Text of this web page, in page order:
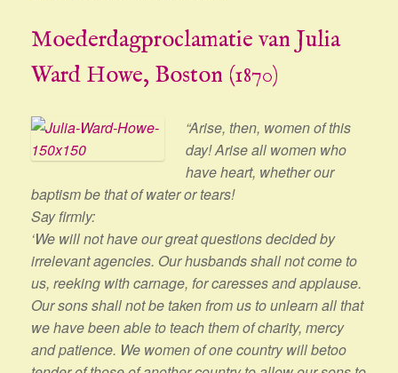
Moederdagproclamatie van Julia
Ward Howe, Boston (1870)
“Arise, then, women of this
day! Arise all women who
have heart, whether our
baptism be that of water or tears!
Say firmly:
‘We will not have our great questions decided by
irrelevant agencies. Our husbands shall not come to
us, reeking with carnage, for caresses and applause.
Our sons shall not be taken from us to unlearn all that
we have been able to teach them of charity, mercy
and patience. We women of one country will betoo